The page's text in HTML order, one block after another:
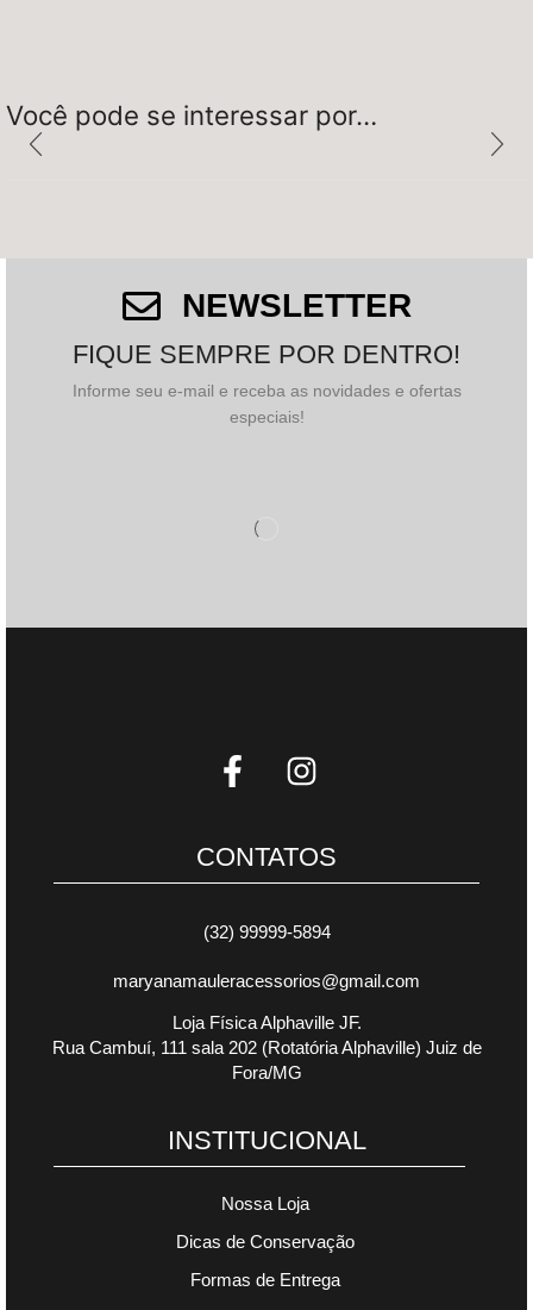
Você pode se interessar por…
NEWSLETTER
FIQUE SEMPRE POR DENTRO!
Informe seu e-mail e receba as novidades e ofertas
especiais!
CONTATOS
(32) 99999-5894
maryanamauleracessorios@gmail.com
Loja Física Alphaville JF.
Rua Cambuí, 111 sala 202 (Rotatória Alphaville) Juiz de
Fora/MG
INSTITUCIONAL
Nossa Loja
Dicas de Conservação
Formas de Entrega